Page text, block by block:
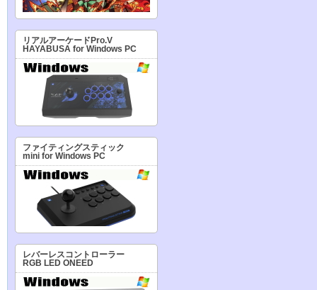
リアルアーケードPro.V
HAYABUSA for Windows PC
ファイティングスティック
mini for Windows PC
レバーレスコントローラー
RGB LED ONEED